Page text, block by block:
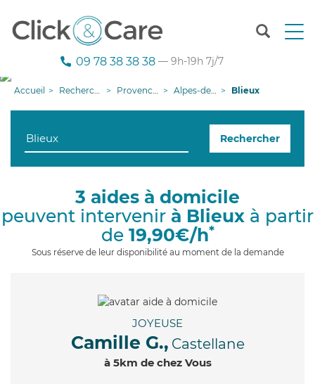
T
n
g
i
09 78 38 38 38 — 9h-19h 7j/7
Accueil Recherche aide à domicile Provence-Alpes-Côte d'Azur Alpes-de-Haute-Provence Blieux
Rechercher
3 aides à domicile
peuvent intervenir à Blieux à partir
de 19,90€/h*
Sous réserve de leur disponibilité au moment de la demande
JOYEUSE
Camille G., Castellane
à 5km de chez Vous